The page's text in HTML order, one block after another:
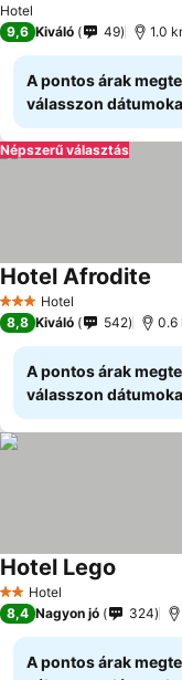
Hotel
9,6 Kiváló 49 1.0
A pontos árak
válasszon
Népszerű választás
3 Kategória
Hotel
Hotel Afrodite
8,8 Kiváló 542 0.6
A pontos árak
válasszon
2 Kategória
Hotel
Hotel Lego
8,4 Nagyon jó 324
A pontos árak